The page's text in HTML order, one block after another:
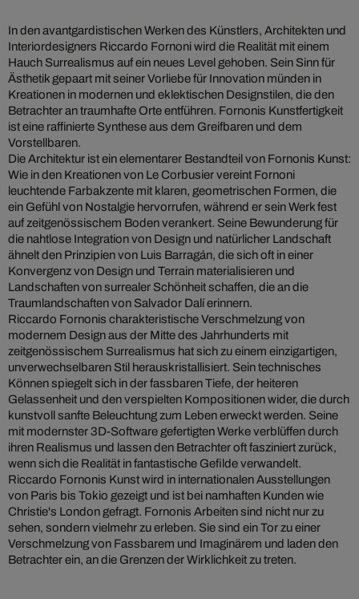
In den avantgardistischen Werken des Künstlers, Architekten und
Interiordesigners Riccardo Fornoni wird die Realität mit einem
Hauch Surrealismus auf ein neues Level gehoben. Sein Sinn für
Ästhetik gepaart mit seiner Vorliebe für Innovation münden in
Kreationen in modernen und eklektischen Designstilen, die den
Betrachter an traumhafte Orte entführen. Fornonis Kunstfertigkeit
ist eine raffinierte Synthese aus dem Greifbaren und dem
Vorstellbaren.
Die Architektur ist ein elementarer Bestandteil von Fornonis Kunst:
Wie in den Kreationen von Le Corbusier vereint Fornoni
leuchtende Farbakzente mit klaren, geometrischen Formen, die
ein Gefühl von Nostalgie hervorrufen, während er sein Werk fest
auf zeitgenössischem Boden verankert. Seine Bewunderung für
die nahtlose Integration von Design und natürlicher Landschaft
ähnelt den Prinzipien von Luis Barragán, die sich oft in einer
Konvergenz von Design und Terrain materialisieren und
Landschaften von surrealer Schönheit schaffen, die an die
Traumlandschaften von Salvador Dalí erinnern.
Riccardo Fornonis charakteristische Verschmelzung von
modernem Design aus der Mitte des Jahrhunderts mit
zeitgenössischem Surrealismus hat sich zu einem einzigartigen,
unverwechselbaren Stil herauskristallisiert. Sein technisches
Können spiegelt sich in der fassbaren Tiefe, der heiteren
Gelassenheit und den verspielten Kompositionen wider, die durch
kunstvoll sanfte Beleuchtung zum Leben erweckt werden. Seine
mit modernster 3D-Software gefertigten Werke verblüffen durch
ihren Realismus und lassen den Betrachter oft fasziniert zurück,
wenn sich die Realität in fantastische Gefilde verwandelt.
Riccardo Fornonis Kunst wird in internationalen Ausstellungen
von Paris bis Tokio gezeigt und ist bei namhaften Kunden wie
Christie's London gefragt. Fornonis Arbeiten sind nicht nur zu
sehen, sondern vielmehr zu erleben. Sie sind ein Tor zu einer
Verschmelzung von Fassbarem und Imaginärem und laden den
Betrachter ein, an die Grenzen der Wirklichkeit zu treten.